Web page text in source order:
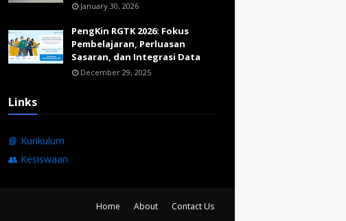
January 30, 2026
PengKin RGTK 2026: Fokus
Pembelajaran, Perluasan
Sasaran, dan Integrasi Data
December 29, 2025
Links
📘 Kurikulum
👥 Kesiswaan
Home About Contact Us